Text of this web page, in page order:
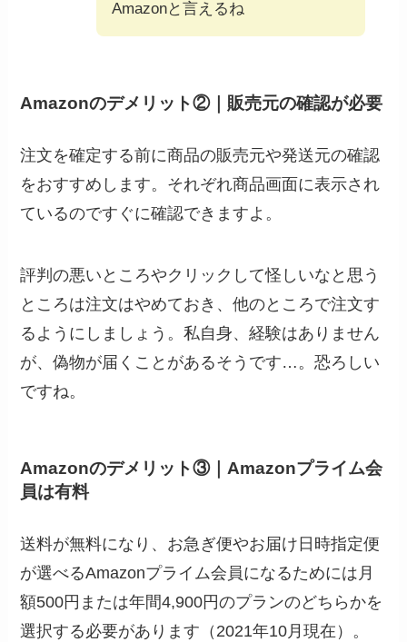
Amazonと言えるね
Amazonのデメリット②｜販売元の確認が必要
注文を確定する前に商品の販売元や発送元の確認
をおすすめします。それぞれ商品画面に表示され
ているのですぐに確認できますよ。
評判の悪いところやクリックして怪しいなと思う
ところは注文はやめておき、他のところで注文す
るようにしましょう。私自身、経験はありません
が、偽物が届くことがあるそうです…。恐ろしい
ですね。
Amazonのデメリット③｜Amazonプライム会
員は有料
送料が無料になり、お急ぎ便やお届け日時指定便
が選べるAmazonプライム会員になるためには月
額500円または年間4,900円のプランのどちらかを
選択する必要があります（2021年10月現在）。